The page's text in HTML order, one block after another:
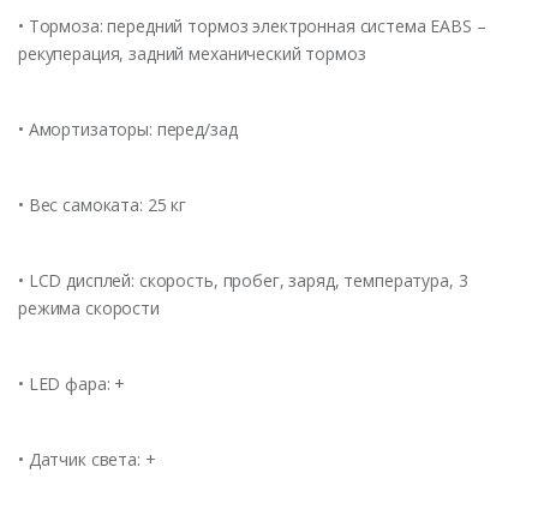
• Тормоза: передний тормоз электронная система EABS –
рекуперация, задний механический тормоз
• Амортизаторы: перед/зад
• Вес самоката: 25 кг
• LCD дисплей: скорость, пробег, заряд, температура, 3
режима скорости
• LED фара: +
• Датчик света: +